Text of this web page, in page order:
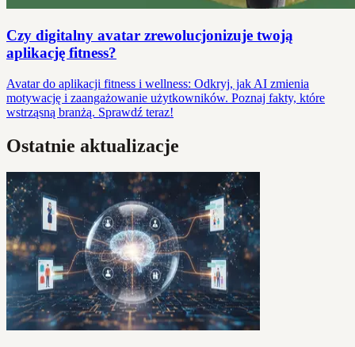
Czy digitalny avatar zrewolucjonizuje twoją
aplikację fitness?
Avatar do aplikacji fitness i wellness: Odkryj, jak AI zmienia
motywację i zaangażowanie użytkowników. Poznaj fakty, które
wstrząsną branżą. Sprawdź teraz!
Ostatnie aktualizacje